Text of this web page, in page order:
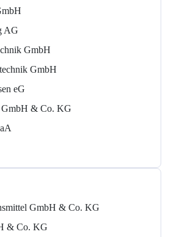
AG
GmbH
GmbH
eG
& Co. KG
GmbH & Co. KG
& Co. KG